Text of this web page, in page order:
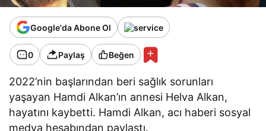
Google'da Abone Ol
0 Paylaş Beğen
2022’nin başlarından beri sağlık sorunları
yaşayan Hamdi Alkan’ın annesi Helva Alkan,
hayatını kaybetti. Hamdi Alkan, acı haberi sosyal
medya hesabından paylaştı.